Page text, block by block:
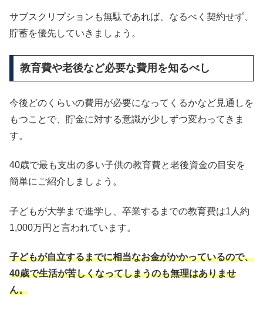
サブスクリプションも無駄であれば、なるべく契約せず、
貯蓄を優先していきましょう。
教育費や老後など必要な費用を知るべし
今後どのくらいの費用が必要になってくるかなど見通しを
もつことで、貯金に対する意識が少しずつ変わってきま
す。
40歳で最も支出の多い子供の教育費と老後資金の目安を
簡単にご紹介しましょう。
子どもが大学まで進学し、卒業するまでの教育費は1人約
1,000万円と言われています。
子どもが自立するまでに相当なお金がかかっているので、
40歳で生活が苦しくなってしまうのも無理はありませ
ん。